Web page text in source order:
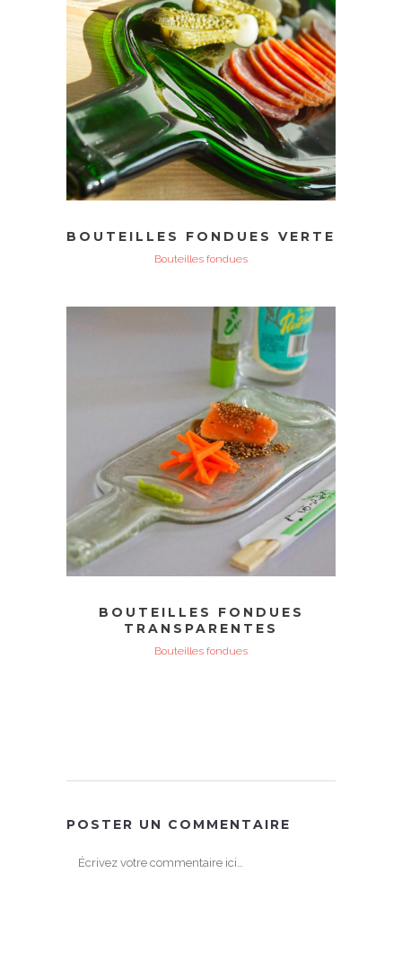
BOUTEILLES FONDUES VERTE
Bouteilles fondues
BOUTEILLES FONDUES
TRANSPARENTES
Bouteilles fondues
POSTER UN COMMENTAIRE